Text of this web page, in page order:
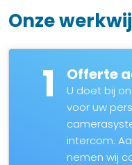
Onze
1 Offerte
U doet bij
voor uw
intercom.
nemen wij